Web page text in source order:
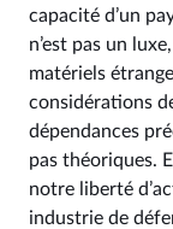
capacité d’un
n’est pas un
matériels
considérations
dépendances
pas théoriques.
notre liberté
industrie de